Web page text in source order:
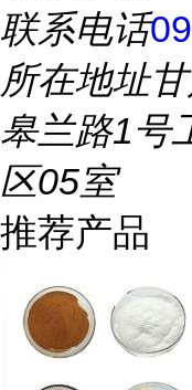
联系电话
所在地址
皋兰路1号
区05室
推荐产品